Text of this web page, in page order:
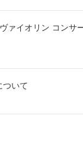
ァイオリン コンサ
ついて